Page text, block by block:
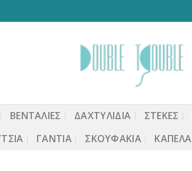
ΒΕΝΤΆΛΙΕΣ ΔΑΧΤΥΛΙΔΙΑ ΣΤΈΚΕΣ
ΓΆΝΤΙΑ ΣΚΟΥΦΆΚΙΑ ΚΑΠΈΛΑ